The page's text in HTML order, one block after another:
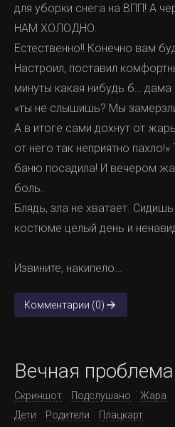
для уборки снега на ВПП! А
НАМ ХОЛОДНО.
Естественно!! Конечно вам
Настроил, поставил
минуты какая нибудь б…
«ты не слышишь? Мы
А в итоге сами дохнут от
от него так неприятно
баню посадила! И вечером
боль.
Блядь, зла не хватает.
костюме целый день и
Извините, накипело…
Комментарии (0)
Вечная проблема
Скриншот Подслушано Жара
Дети
Родители Плацкарт